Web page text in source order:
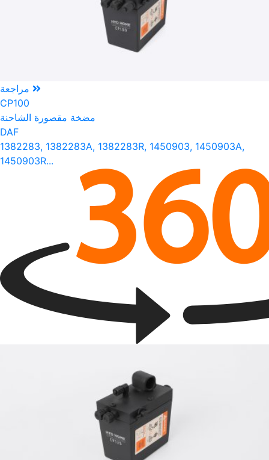
مراجعة
CP100
مضخة مقصورة الشاحنة
DAF
1382283, 1382283A, 1382283R, 1450903, 1450903A,
1450903R...